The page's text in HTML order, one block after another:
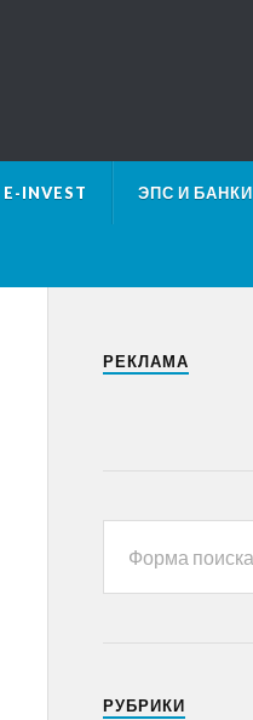
E-INVEST ЭПС И БАНКИ
РЕКЛАМА
РУБРИКИ